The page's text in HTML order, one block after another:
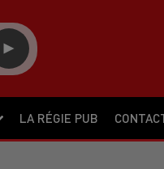
LA RÉGIE PUB